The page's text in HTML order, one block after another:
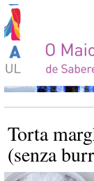
Torta
(senza